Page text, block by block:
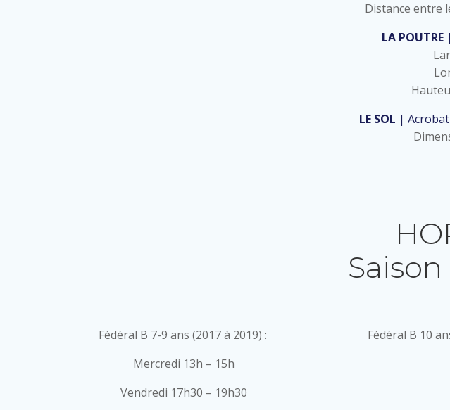
Distance entre
LA POUTRE|
LE SOL |
Fédéral B 7-9 ans (2017 à 2019) :
Mercredi 13h – 15h
Vendredi 17h30 – 19h30
Fédéral B 10